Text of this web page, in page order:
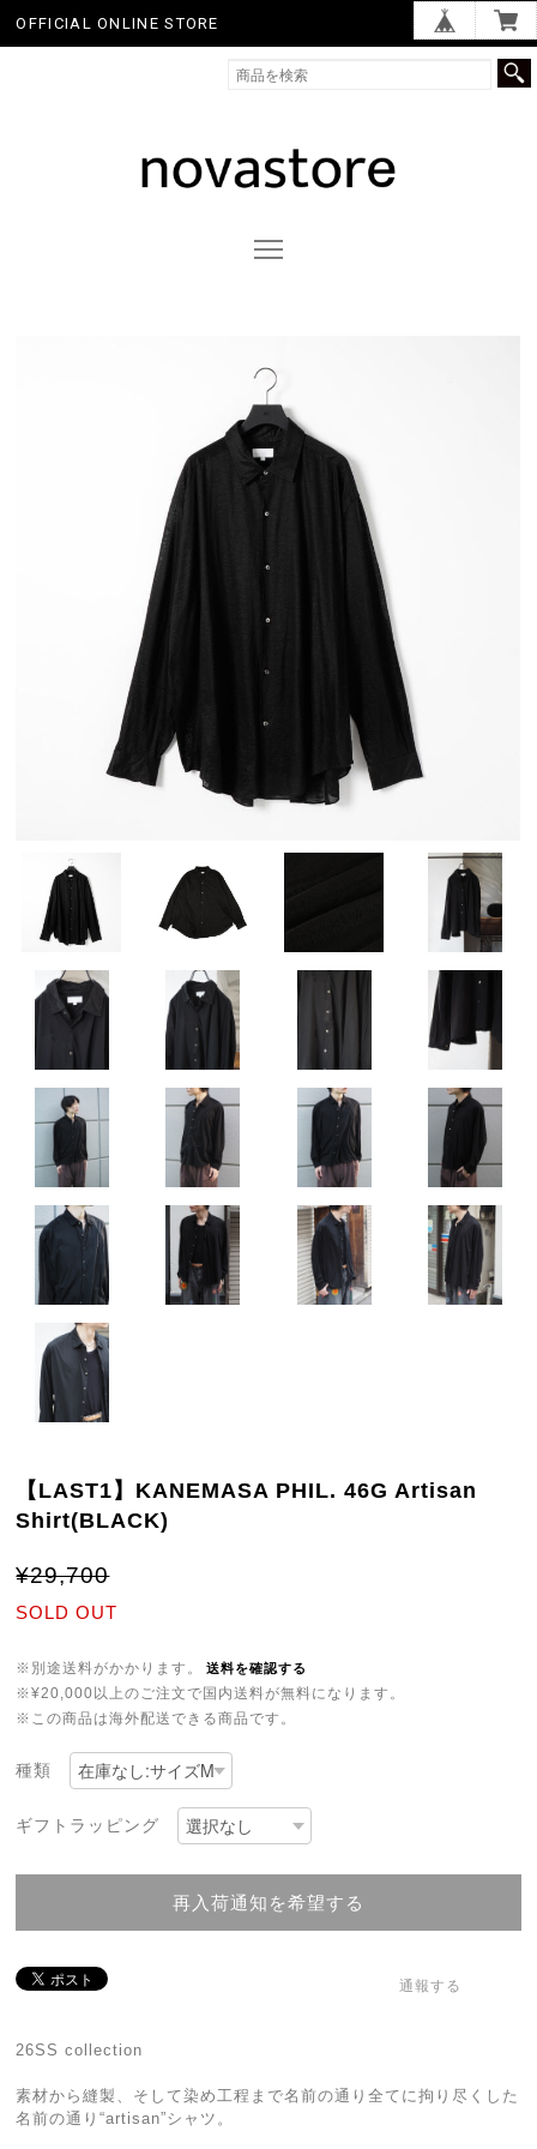
OFFICIAL ONLINE STORE
【LAST1】KANEMASA PHIL. 46G Artisan
Shirt(BLACK)
¥29,700
SOLD OUT
※別途送料がかかります。 送料を確認する
※¥20,000以上のご注文で国内送料が無料になります。
※この商品は海外配送できる商品です。
種類
ギフトラッピング
再入荷通知を希望する
通報する
26SS collection
素材から縫製、そして染め工程まで名前の通り全てに拘り尽くした
名前の通り“artisan”シャツ。